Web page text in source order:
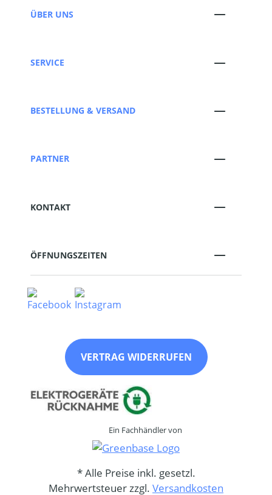
ÜBER UNS
SERVICE
BESTELLUNG & VERSAND
PARTNER
KONTAKT
ÖFFNUNGSZEITEN
VERTRAG WIDERRUFEN
Ein Fachhändler von
* Alle Preise inkl. gesetzl.
Mehrwertsteuer zzgl. Versandkosten